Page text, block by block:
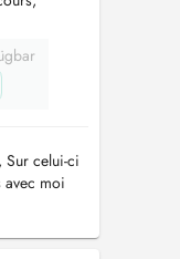
Sur celui-ci
avec moi
Ma